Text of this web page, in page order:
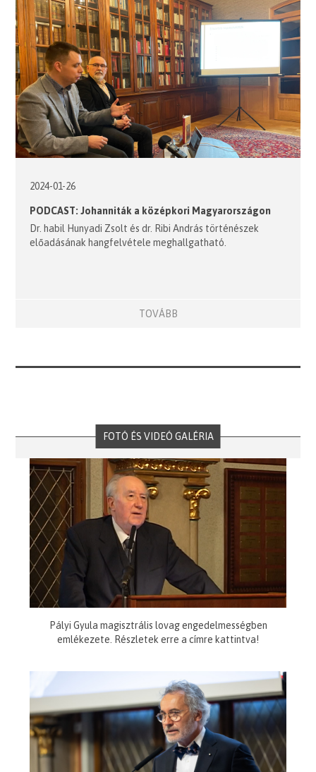
2024-01-26
PODCAST: Johanniták a középkori Magyarországon
Dr. habil Hunyadi Zsolt és dr. Ribi András történészek
előadásának hangfelvétele meghallgatható.
TOVÁBB
FOTÓ ÉS VIDEÓ GALÉRIA
Pályi Gyula magisztrális lovag engedelmességben
emlékezete. Részletek erre a címre kattintva!